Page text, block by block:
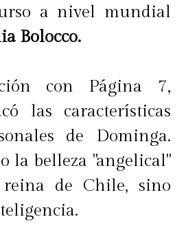
a nivel mundial
Bolocco.
con Página 7,
las características
de Dominga.
la belleza "angelical"
de Chile, sino